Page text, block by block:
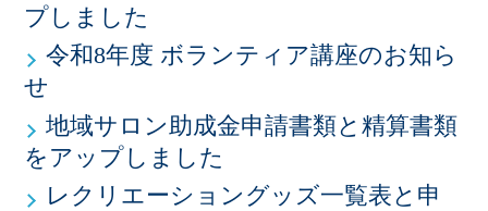
プしました
令和8年度 ボランティア講座のお知ら
せ
地域サロン助成金申請書類と精算書類
をアップしました
レクリエーショングッズ一覧表と申